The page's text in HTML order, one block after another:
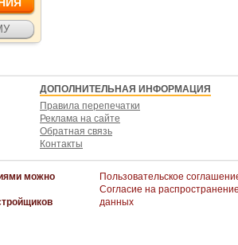
ДОПОЛНИТЕЛЬНАЯ ИНФОРМАЦИЯ
Правила перепечатки
Реклама на сайте
Обратная связь
Контакты
можно
Пользовательское
Согласие на
данных